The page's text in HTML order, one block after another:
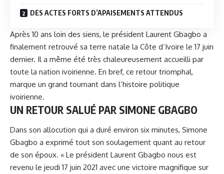
DES ACTES FORTS D’APAISEMENTS ATTENDUS
Après 10 ans loin des siens, le président Laurent Gbagbo a
finalement retrouvé sa terre natale la Côte d’Ivoire le 17 juin
dernier. Il a même été très chaleureusement accueilli par
toute la nation ivoirienne. En bref, ce retour triomphal,
marque un grand tournant dans l’histoire politique
ivoirienne.
UN RETOUR SALUÉ PAR SIMONE GBAGBO
Dans son allocution qui a duré environ six minutes, Simone
Gbagbo a exprimé tout son soulagement quant au retour
de son époux. « Le président Laurent Gbagbo nous est
revenu le jeudi 17 juin 2021 avec une victoire magnifique sur